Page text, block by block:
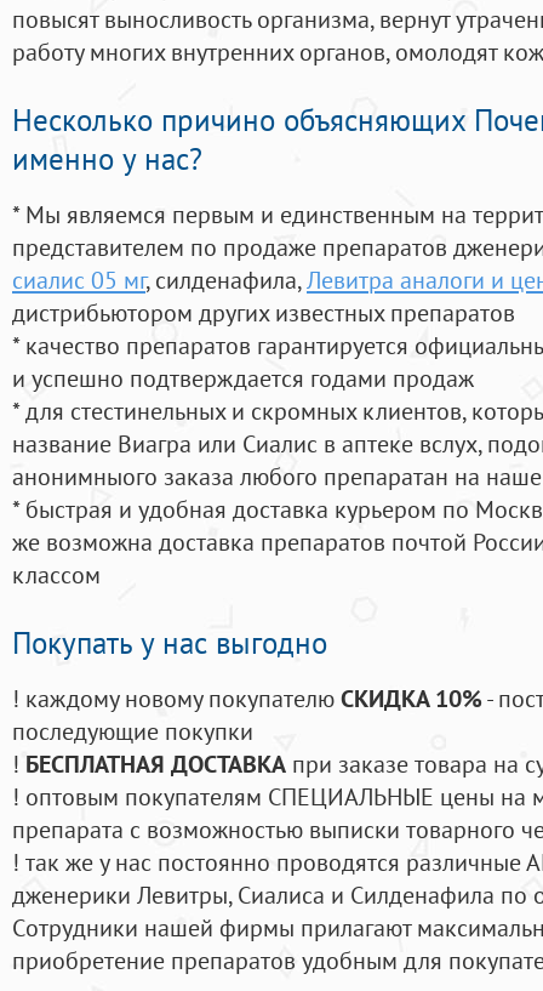
повысят выносливость организма, вернут
работу многих внутренних органов, омолодят
Несколько причино объясняющих
именно у нас?
* Мы являемся первым и единственным на
представителем по продаже препаратов
сиалис 05 мг, силденафила,Левитра аналоги и
дистрибьютором других известных препаратов
* качество препаратов гарантируется
и успешно подтверждается годами продаж
* для стестинельных и скромных клиентов,
название Виагра или Сиалис в аптеке вслух,
анонимныого заказа любого препаратан на
* быстрая и удобная доставка курьером по
же возможна доставка препаратов почтой
классом
Покупать у нас выгодно
! каждому новому покупателюСКИДКА 10%-
последующие покупки
! БЕСПЛАТНАЯ ДОСТАВКА при заказе товара на
! оптовым покупателям СПЕЦИАЛЬНЫЕ цены на
препарата с возможностью выписки товарного
! так же у нас постоянно проводятся
дженерики Левитры, Сиалиса и Силденафила по
Cотрудники нашей фирмы прилагают
приобретение препаратов удобным для